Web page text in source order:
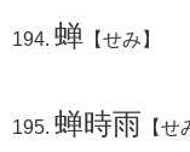
蝉 【せみ】
蝉時雨 【せ